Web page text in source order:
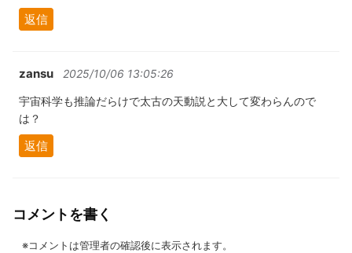
返信
zansu 2025/10/06 13:05:26
宇宙科学も推論だらけで太古の天動説と大して変わらんので
は？
返信
コメントを書く
※コメントは管理者の確認後に表示されます。